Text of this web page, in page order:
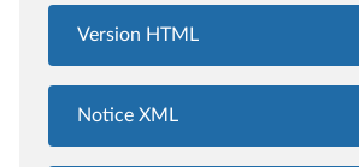
Version HTML
Notice XML